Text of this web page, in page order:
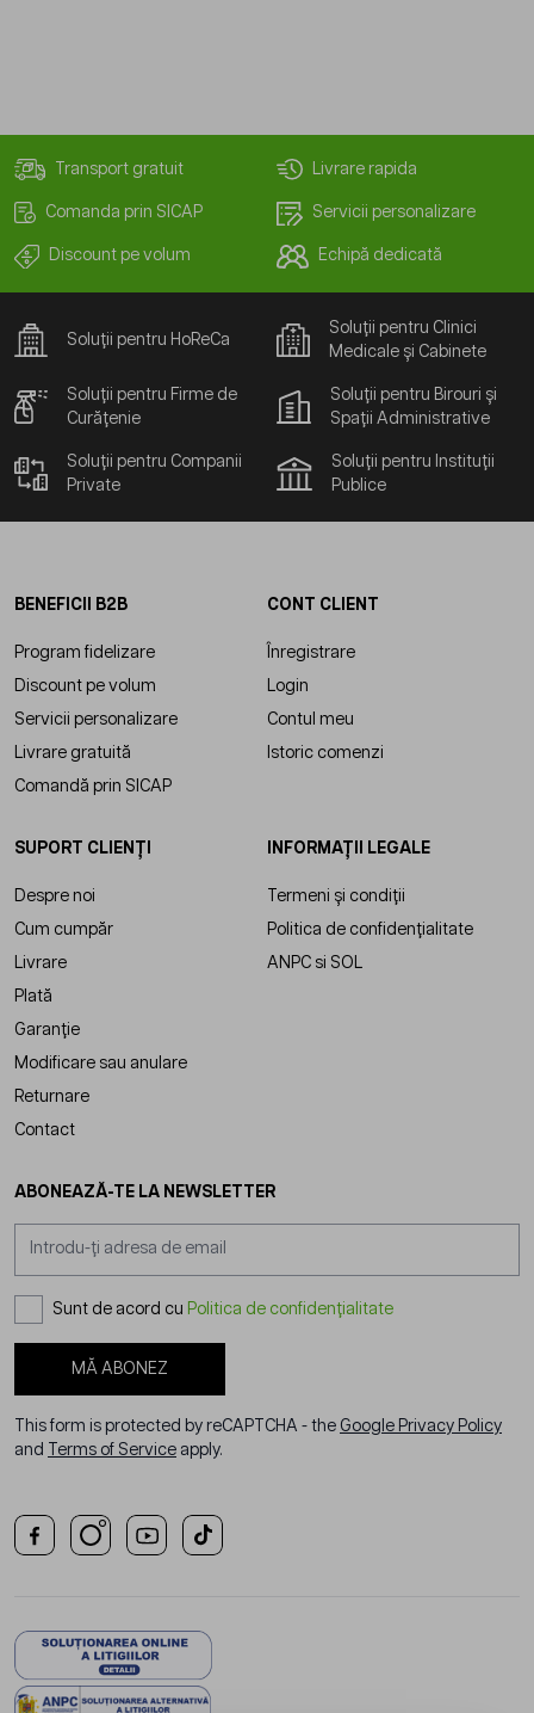
Transport gratuit Livrare rapida
Comanda prin SICAP Servicii personalizare
Discount pe volum Echipă dedicată
Soluții pentru HoReCa
Soluții pentru Clinici
Medicale și Cabinete
Soluții pentru Firme de
Curățenie
Soluții pentru Birouri și
Spații Administrative
Soluții pentru Companii
Private
Soluții pentru Instituții
Publice
BENEFICII B2B
Program fidelizare
Discount pe volum
Servicii personalizare
Livrare gratuită
Comandă prin SICAP
CONT CLIENT
Înregistrare
Login
Contul meu
Istoric comenzi
SUPORT CLIENȚI
Despre noi
Cum cumpăr
Livrare
Plată
Garanție
Modificare sau anulare
Returnare
Contact
INFORMAȚII LEGALE
Termeni și condiții
Politica de confidențialitate
ANPC si SOL
ABONEAZĂ-TE LA NEWSLETTER
Sunt de acord cu Politica de confidențialitate
MĂ ABONEZ
This form is protected by reCAPTCHA - the Google Privacy Policy
and
Terms of Service apply.